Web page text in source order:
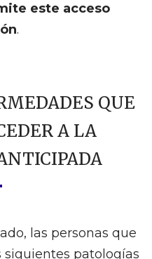
este acceso
.
QUE
A LA
las personas que
siguientes patologías